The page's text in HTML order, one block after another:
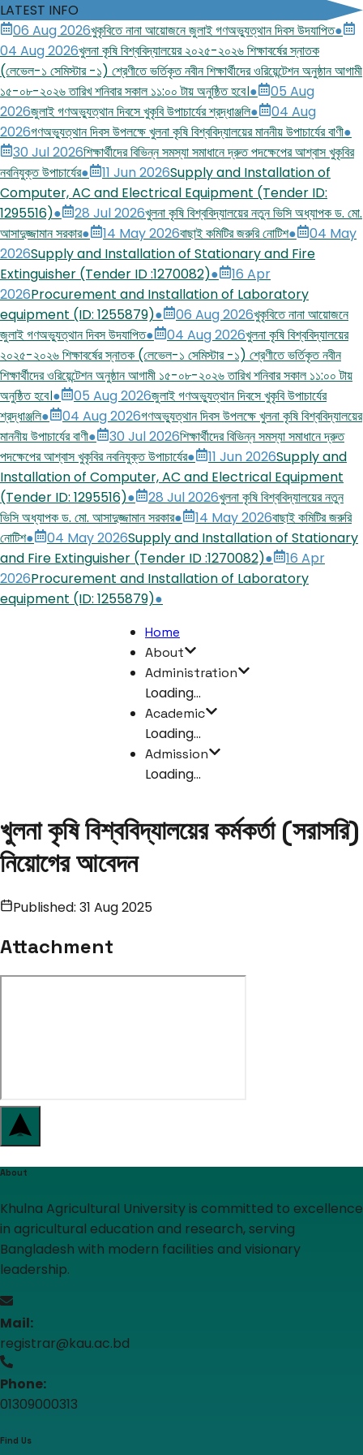
LATEST INFO
06 Aug 2026খুকৃবিতে নানা আয়োজনে জুলাই গণঅভ্যুত্থান দিবস উদযাপিত●
04 Aug 2026খুলনা কৃষি বিশ্ববিদ্যালয়ের ২০২৫-২০২৬ শিক্ষাবর্ষের স্নাতক
(লেভেল-১ সেমিস্টার -১) শ্রেণীতে ভর্তিকৃত নবীন শিক্ষার্থীদের ওরিয়েন্টেশন অনুষ্ঠান আগামী
১৫-০৮-২০২৬ তারিখ শনিবার সকাল ১১:০০ টায় অনুষ্ঠিত হবে।●
05 Aug
2026জুলাই গণঅভ্যুত্থান দিবসে খুকৃবি উপাচার্যের শ্রদ্ধাঞ্জলি●
04 Aug
2026গণঅভ্যুত্থান দিবস উপলক্ষে খুলনা কৃষি বিশ্ববিদ্যালয়ের মাননীয় উপাচার্যের বাণী●
30 Jul 2026শিক্ষার্থীদের বিভিন্ন সমস্যা সমাধানে দ্রুত পদক্ষেপের আশ্বাস খুকৃবির
নবনিযুক্ত উপাচার্যের● 11 Jun 2026Supply and Installation of
Computer, AC and Electrical Equipment (Tender ID:
1295516)● 28 Jul 2026খুলনা কৃষি বিশ্ববিদ্যালয়ের নতুন ভিসি অধ্যাপক ড. মো.
আসাদুজ্জামান সরকার● 14 May 2026বাছাই কমিটির জরুরি নোটিশ●
04 May
2026Supply and Installation of Stationary and Fire
Extinguisher (Tender ID :1270082)●
16 Apr
2026Procurement and Installation of Laboratory
equipment (ID: 1255879)● 06 Aug 2026খুকৃবিতে নানা আয়োজনে
জুলাই গণঅভ্যুত্থান দিবস উদযাপিত● 04 Aug 2026খুলনা কৃষি বিশ্ববিদ্যালয়ের
২০২৫-২০২৬ শিক্ষাবর্ষের স্নাতক (লেভেল-১ সেমিস্টার -১) শ্রেণীতে ভর্তিকৃত নবীন
শিক্ষার্থীদের ওরিয়েন্টেশন অনুষ্ঠান আগামী ১৫-০৮-২০২৬ তারিখ শনিবার সকাল ১১:০০ টায়
অনুষ্ঠিত হবে।● 05 Aug 2026জুলাই গণঅভ্যুত্থান দিবসে খুকৃবি উপাচার্যের
শ্রদ্ধাঞ্জলি● 04 Aug 2026গণঅভ্যুত্থান দিবস উপলক্ষে খুলনা কৃষি বিশ্ববিদ্যালয়ের
মাননীয় উপাচার্যের বাণী● 30 Jul 2026শিক্ষার্থীদের বিভিন্ন সমস্যা সমাধানে দ্রুত
পদক্ষেপের আশ্বাস খুকৃবির নবনিযুক্ত উপাচার্যের● 11 Jun 2026Supply and
Installation of Computer, AC and Electrical Equipment
(Tender ID: 1295516)● 28 Jul 2026খুলনা কৃষি বিশ্ববিদ্যালয়ের নতুন
ভিসি অধ্যাপক ড. মো. আসাদুজ্জামান সরকার● 14 May 2026বাছাই কমিটির জরুরি
নোটিশ● 04 May 2026Supply and Installation of Stationary
and Fire Extinguisher (Tender ID :1270082)●
16 Apr
2026Procurement and Installation of Laboratory
equipment (ID: 1255879)●
Home
About
Administration
Loading...
Academic
Loading...
Admission
Loading...
খুলনা কৃষি বিশ্ববিদ্যালয়ের কর্মকর্তা (সরাসরি)
নিয়োগের আবেদন
Published: 31 Aug 2025
Attachment
About
Khulna Agricultural University is committed to excellence
in agricultural education and research, serving
Bangladesh with modern facilities and visionary
leadership.
Mail:
registrar@kau.ac.bd
Phone:
01309000313
Find Us